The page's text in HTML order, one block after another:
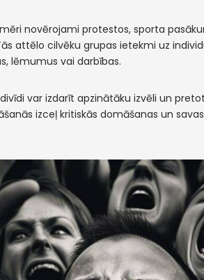
novērojami protestos, sporta
attēlo cilvēku grupas ietekmi uz
lēmumus vai darbības.
var izdarīt apzinātāku izvēli un
izceļ kritiskās domāšanas un